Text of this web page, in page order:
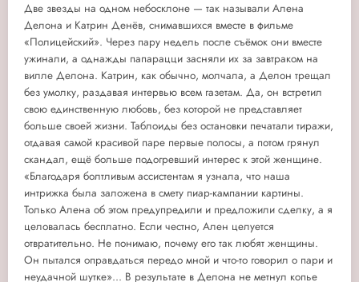
Две звезды на одном небосклоне — так называли Алена
Делона и Катрин Денёв, снимавшихся вместе в фильме
«Полицейский». Через пару недель после съёмок они вместе
ужинали, а однажды папарацци засняли их за завтраком на
вилле Делона. Катрин, как обычно, молчала, а Делон трещал
без умолку, раздавая интервью всем газетам. Да, он встретил
свою единственную любовь, без которой не представляет
больше своей жизни. Таблоиды без остановки печатали тиражи,
отдавая самой красивой паре первые полосы, а потом грянул
скандал, ещё больше подогревший интерес к этой женщине.
«Благодаря болтливым ассистентам я узнала, что наша
интрижка была заложена в смету пиар-кампании картины.
Только Алена об этом предупредили и предложили сделку, а я
целовалась бесплатно. Если честно, Ален целуется
отвратительно. Не понимаю, почему его так любят женщины.
Он пытался оправдаться передо мной и что-то говорил о пари и
неудачной шутке»... В результате в Делона не метнул копье